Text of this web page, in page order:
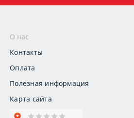
О нас
Контакты
Оплата
Полезная информация
Карта сайта